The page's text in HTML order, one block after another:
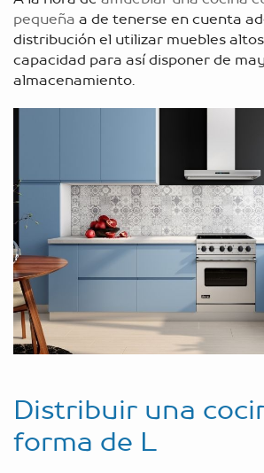
pequeña a de tenerse en cuenta
distribución el utilizar muebles
capacidad para así disponer de
almacenamiento.
Distribuir una
forma de L